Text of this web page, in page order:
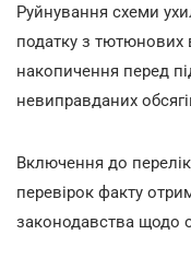
Руйнування схеми
податку з тютюнових
накопичення перед
невиправданих
Включення до
перевірок факту
законодавства щодо